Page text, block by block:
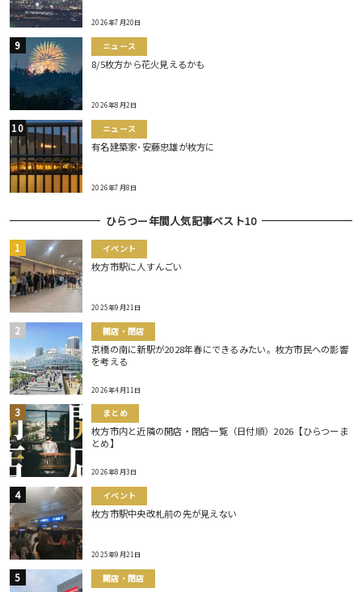
2026年7月20日
ニュース
8/5枚方から花火見えるかも
2026年8月2日
ニュース
有名建築家･安藤忠雄が枚方に
2026年7月8日
ひらつー年間人気記事ベスト10
イベント
枚方市駅に人すんごい
2025年9月21日
開店・閉店
京橋の南に新駅が2028年春にできるみたい。枚方市民への影響
を考える
2026年4月11日
まとめ
枚方市内と近隣の開店・閉店一覧（日付順）2026【ひらつーま
とめ】
2026年8月3日
イベント
枚方市駅中央改札前の先が見えない
2025年9月21日
開店・閉店